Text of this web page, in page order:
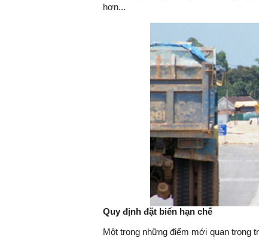
hơn...
Quy định đặt biển hạn chế
Một trong những điểm mới quan trọng